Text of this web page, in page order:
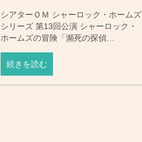
シアターＯＭ シャーロック・ホームズ
シリーズ 第13回公演 シャーロック・
ホームズの冒険「瀕死の探偵…
続きを読む